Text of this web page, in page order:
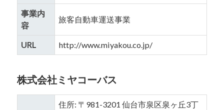
事業内
容
旅客自動車運送事業
URL http://www.miyakou.co.jp/
株式会社ミヤコーバス
住所: 〒981-3201 仙台市泉区泉ヶ丘3丁